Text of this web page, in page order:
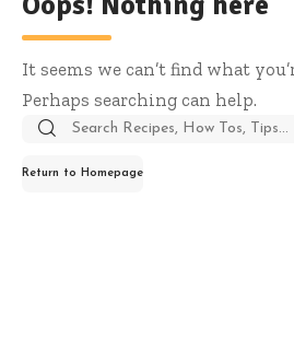
It seems we can’t find what
Perhaps searching can help.
Search
Return to Homepage